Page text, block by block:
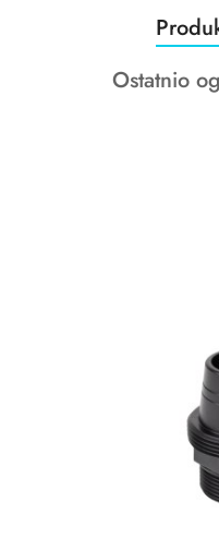
Pomiń karuzelę
o
Produkty
Ostatnio